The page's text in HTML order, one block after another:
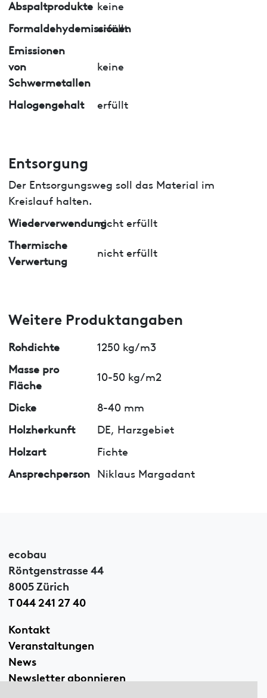
Abspaltprodukte keine
Formaldehydemissionen
erfüllt
Emissionen
von
Schwermetallen
keine
Halogengehalt erfüllt
Entsorgung
Der Entsorgungsweg soll das Material im
Kreislauf halten.
Wiederverwendungnicht erfüllt
Thermische
Verwertung
nicht erfüllt
Weitere Produktangaben
Rohdichte
1250 kg/m3
Masse pro
Fläche
10-50 kg/m2
Dicke
8-40 mm
Holzherkunft
DE, Harzgebiet
Holzart
Fichte
Ansprechperson Niklaus Margadant
ecobau
Röntgenstrasse 44
8005 Zürich
T 044 241 27 40
Kontakt
Veranstaltungen
News
Newsletter abonnieren